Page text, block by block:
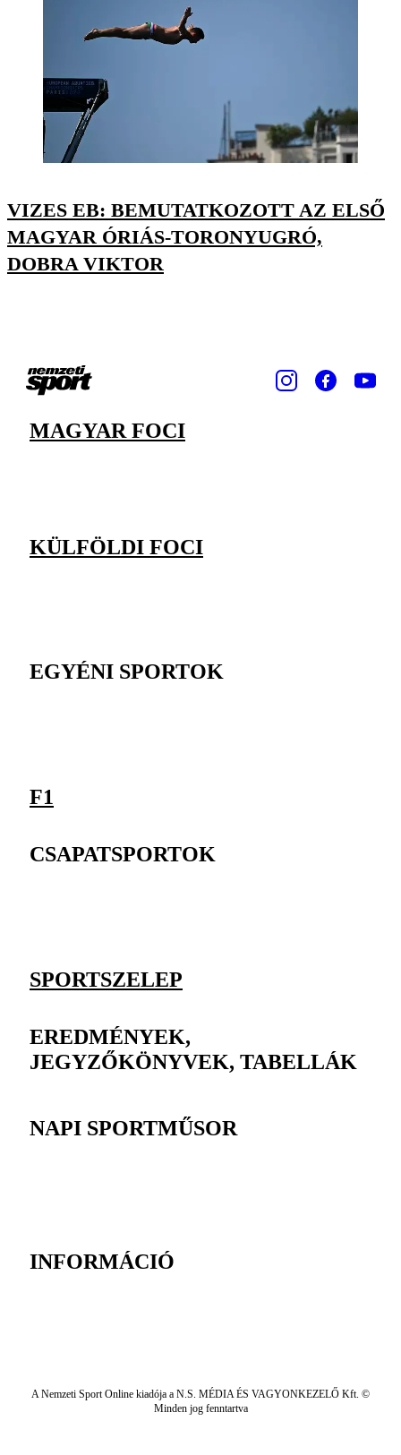
VIZES EB: BEMUTATKOZOTT AZ ELSŐ
MAGYAR ÓRIÁS-TORONYUGRÓ,
DOBRA VIKTOR
MAGYAR FOCI
KÜLFÖLDI FOCI
EGYÉNI SPORTOK
F1
CSAPATSPORTOK
SPORTSZELEP
EREDMÉNYEK,
JEGYZŐKÖNYVEK, TABELLÁK
NAPI SPORTMŰSOR
INFORMÁCIÓ
A Nemzeti Sport Online kiadója a N.S. MÉDIA ÉS VAGYONKEZELŐ Kft. ©
Minden jog fenntartva